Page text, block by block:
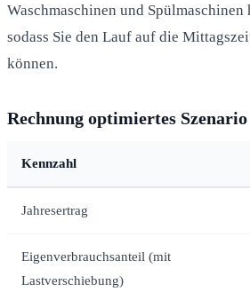
Waschmaschinen und
sodass Sie den Lauf auf die
können.
Rechnung optimiertes Szenario
Kennzahl
Jahresertrag
Eigenverbrauchsanteil (mit
Lastverschiebung)